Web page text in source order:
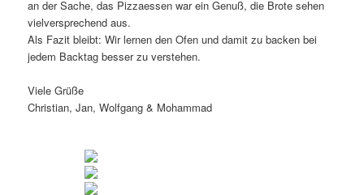
an der Sache, das Pizzaessen war ein Genuß, die Brote sehen
vielversprechend aus.
Als Fazit bleibt: Wir lernen den Ofen und damit zu backen bei
jedem Backtag besser zu verstehen.
Viele Grüße
Christian, Jan, Wolfgang & Mohammad